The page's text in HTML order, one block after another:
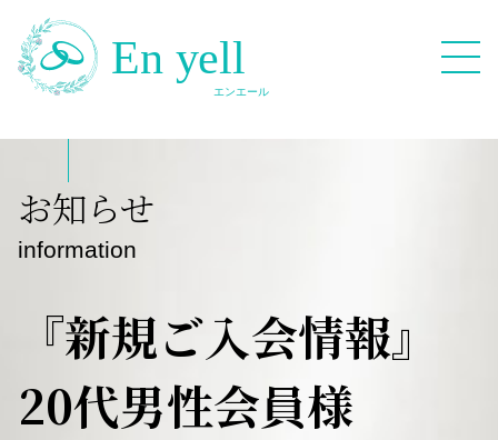
082-909-2380
無料相談応募フォーム
HOME
お知らせ
information
『新規ご入会情報』
20代男性会員様